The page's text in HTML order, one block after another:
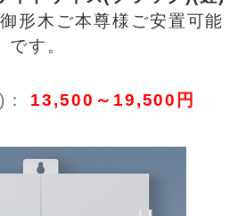
形木ご本尊様ご安置可能
です。
13,500～19,500円